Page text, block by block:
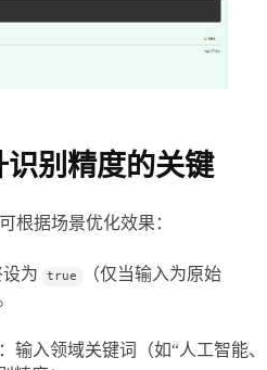
别精度的关键
根据场景优化效果：
为 true
（仅当输入为原始
输入领域关键词（如“人工智能、